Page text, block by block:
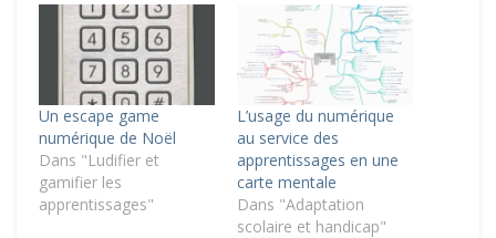
Un escape game
numérique de Noël
Dans "Ludifier et
gamifier les
apprentissages"
L’usage du numérique
au service des
apprentissages en une
carte mentale
Dans "Adaptation
scolaire et handicap"